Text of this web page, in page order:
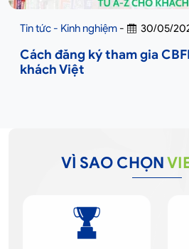
Tin tức - Kinh nghiệm - 30/05/
Cách đăng ký tham gia
khách Việt
VÌ SAO CHỌN